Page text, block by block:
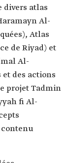
divers atlas
Al-
Atlas
de Riyad) et
Al-
des actions
projet Tadmin
fi Al-